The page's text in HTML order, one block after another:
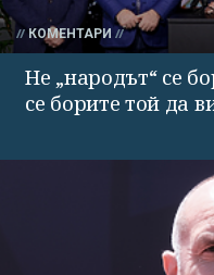
КОМЕНТАРИ
Не „народът“ се
се борите той да